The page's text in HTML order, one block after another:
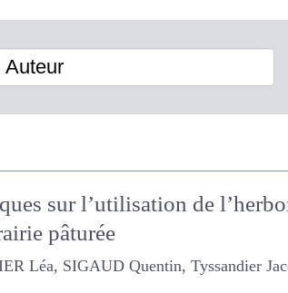
Auteur
sur l’utilisation de
pâturée
SIGAUD Quentin, Tyssandier Jacques,